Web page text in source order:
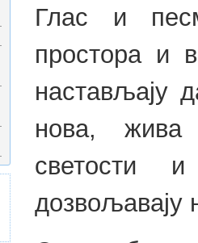
Глас и
простора и
настављају
нова, жива
светости
дозвољавају